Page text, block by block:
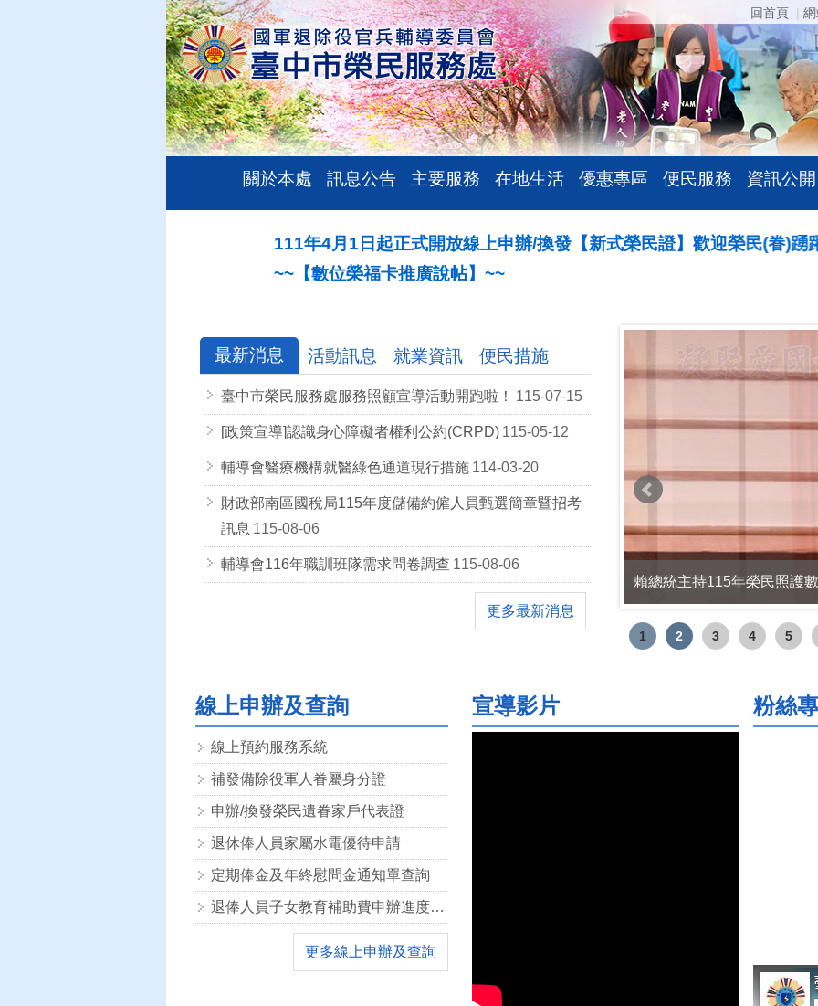
回首頁
關於本處 訊息公告 主要服務 在地生活 優惠專區 便民服務 資訊公開
111年4月1日起正式開放線上申辦/換發【新式榮民證】歡迎榮民(眷)踴躍申
~~【數位榮福卡推廣說帖】~~
最新消息 活動訊息 就業資訊 便民措施
臺中市榮民服務處服務照顧宣導活動開跑啦！ 115-07-15
[政策宣導]認識身心障礙者權利公約(CRPD) 115-05-12
輔導會醫療機構就醫綠色通道現行措施 114-03-20
財政部南區國稅局115年度儲備約僱人員甄選簡章暨招考
訊息 115-08-06
輔導會116年職訓班隊需求問卷調查 115-08-06
更多最新消息
02.凝聚愛國意識 共同守護
1 2 3 4 5
線上申辦及查詢
線上預約服務系統
補發備除役軍人眷屬身分證
申辦/換發榮民遺眷家戶代表證
退休俸人員家屬水電優待申請
定期俸金及年終慰問金通知單查詢
退俸人員子女教育補助費申辦進度查詢
更多線上申辦及查詢
宣導影片 粉絲